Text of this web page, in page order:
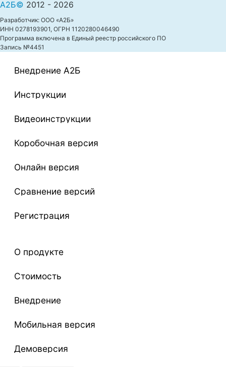
А2Б© 2012 - 2026
Разработчик: ООО «А2Б»
ИНН 0278193901, ОГРН 1120280046490
Программа включена в Единый реестр российского ПО
Запись №4451
Внедрение A2Б
Инструкции
Видеоинструкции
Коробочная версия
Онлайн версия
Сравнение версий
Регистрация
О продукте
Стоимость
Внедрение
Мобильная версия
Демоверсия